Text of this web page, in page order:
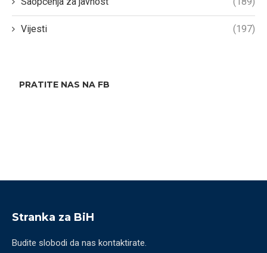
Vijesti (197)
PRATITE NAS NA FB
Stranka za BiH
Budite slobodi da nas kontaktirate.